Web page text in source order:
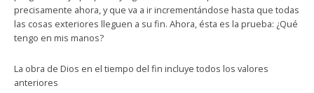
precisamente ahora, y que va a ir incrementándose hasta que todas
las cosas exteriores lleguen a su fin. Ahora, ésta es la prueba: ¿Qué
tengo en mis manos?
La obra de Dios en el tiempo del fin incluye todos los valores
anteriores